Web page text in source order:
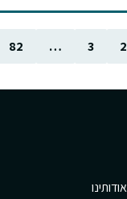
2
3
…
82
אודותינו